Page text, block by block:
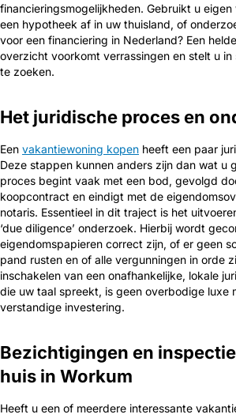
financieringsmogelijkheden. Gebruikt u
een hypotheek af in uw thuisland, of
voor een financiering in Nederland? Een
overzicht voorkomt verrassingen en stelt u
te zoeken.
Het juridische proces en
Een vakantiewoning kopen heeft een paar
Deze stappen kunnen anders zijn dan wat u
proces begint vaak met een bod, gevolgd
koopcontract en eindigt met de
notaris. Essentieel in dit traject is het
‘due diligence’ onderzoek. Hierbij wordt
eigendomspapieren correct zijn, of er geen
pand rusten en of alle vergunningen in orde
inschakelen van een onafhankelijke, lokale
die uw taal spreekt, is geen overbodige luxe
verstandige investering.
Bezichtigingen en
huis in Workum
Heeft u een of meerdere interessante